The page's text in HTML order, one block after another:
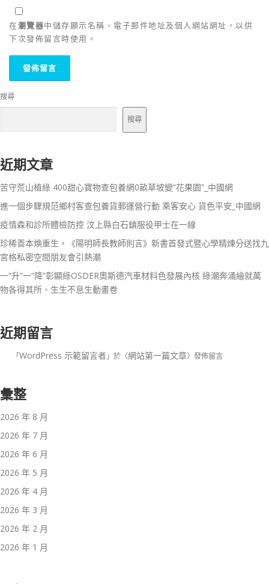
在瀏覽器中儲存顯示名稱、電子郵件地址及個人網站網址，以供
下次發佈留言時使用。
搜尋
搜尋
近期文章
苦守荒山植綠 400甜心寶物查包養網0畝草坡變“花果園”_中國網
進一個步驟規范鄉村客查包養貨郵運營行動 乘客安心 貨色平安_中國網
疫情森和診所體檢防控 汶上縣白石鎮服役甲士在一線
珍稀善本煥重生，《陽明師長教師則言》新書首發式暨心學精煉分送找九
宮格私密空間朋友會引熱潮
一“升”一“降”彰顯綠OSDER奧斯德汽車材料色發展內核 綠潮奔涌繪就萬
物各得其所、生生不息生動畫卷
近期留言
「WordPress 示範留言者」於〈網站第一篇文章〉發佈留言
彙整
2026 年 8 月
2026 年 7 月
2026 年 6 月
2026 年 5 月
2026 年 4 月
2026 年 3 月
2026 年 2 月
2026 年 1 月